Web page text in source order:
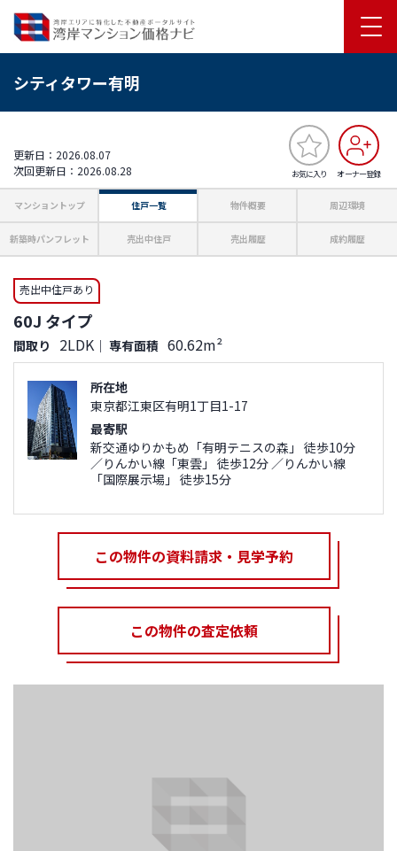
シティタワー有明
お気に入り オーナー登録
更新日：2026.08.07
次回更新日：2026.08.28
マンショントップ 住戸一覧 物件概要 周辺環境
新築時パンフレット 売出中住戸 売出履歴 成約履歴
売出中住戸あり
60J タイプ
間取り 2LDK ｜ 専有面積 60.62m²
所在地
東京都江東区有明1丁目1-17
最寄駅
新交通ゆりかもめ「有明テニスの森」 徒歩10分
／りんかい線「東雲」 徒歩12分 ／りんかい線
「国際展示場」 徒歩15分
この物件の資料請求・見学予約
この物件の査定依頼